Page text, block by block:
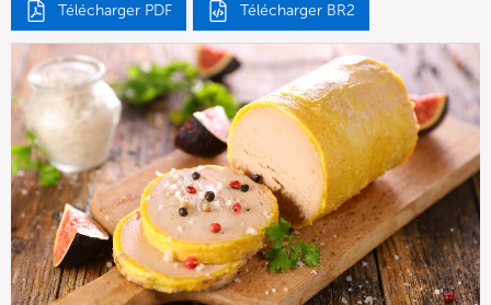
Télécharger PDF Télécharger BR2